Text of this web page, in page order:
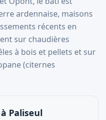
ardennaise, maisons
récents en
sur chaudières
à bois et pellets et sur
(citernes
Paliseul